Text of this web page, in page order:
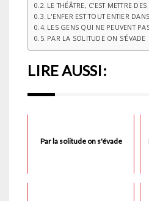
LE THÉÂTRE, C'EST METTRE DES
L'ENFER EST TOUT ENTIER DANS
LES GENS QUI NE PEUVENT
PAR LA SOLITUDE ON S'ÉVADE
LIRE AUSSI:
Par la solitude on s'évade